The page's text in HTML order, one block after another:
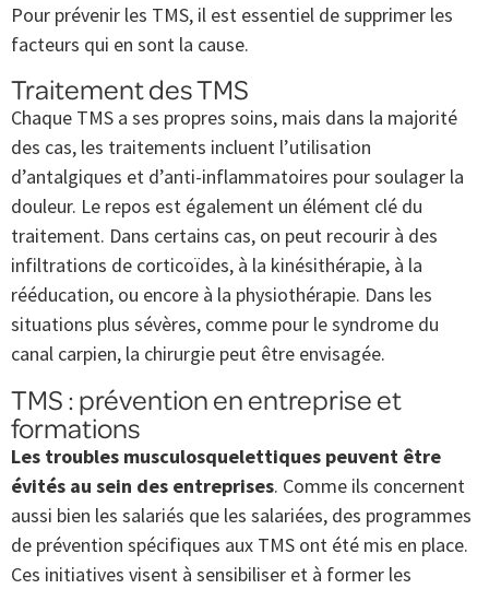
Pour prévenir les TMS, il est essentiel de supprimer les
facteurs qui en sont la cause.
Traitement des TMS
Chaque TMS a ses propres soins, mais dans la majorité
des cas, les traitements incluent l’utilisation
d’antalgiques et d’anti-inflammatoires pour soulager la
douleur. Le repos est également un élément clé du
traitement. Dans certains cas, on peut recourir à des
infiltrations de corticoïdes, à la kinésithérapie, à la
rééducation, ou encore à la physiothérapie. Dans les
situations plus sévères, comme pour le syndrome du
canal carpien, la chirurgie peut être envisagée.
TMS : prévention en entreprise et
formations
Les troubles musculosquelettiques peuvent être
évités au sein des entreprises. Comme ils concernent
aussi bien les salariés que les salariées, des programmes
de prévention spécifiques aux TMS ont été mis en place.
Ces initiatives visent à sensibiliser et à former les